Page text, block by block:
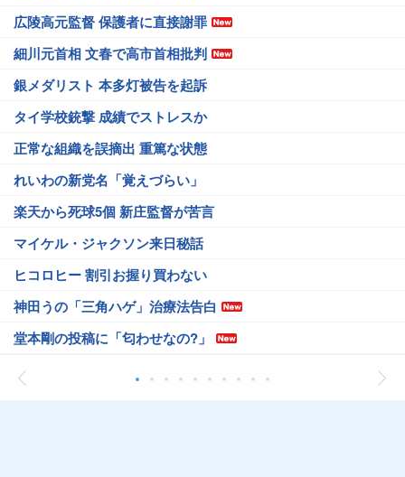
広陵高元監督 保護者に直接謝罪
細川元首相 文春で高市首相批判
銀メダリスト 本多灯被告を起訴
タイ学校銃撃 成績でストレスか
正常な組織を誤摘出 重篤な状態
れいわの新党名「覚えづらい」
楽天から死球5個 新庄監督が苦言
マイケル・ジャクソン来日秘話
ヒコロヒー 割引お握り買わない
神田うの「三角ハゲ」治療法告白
堂本剛の投稿に「匂わせなの?」